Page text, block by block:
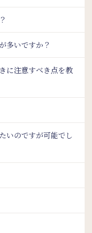
多いですか？
に注意すべき点を教
いのですが可能でし